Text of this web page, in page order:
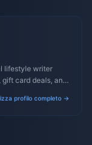
lifestyle writer
card deals, and
profilo completo →